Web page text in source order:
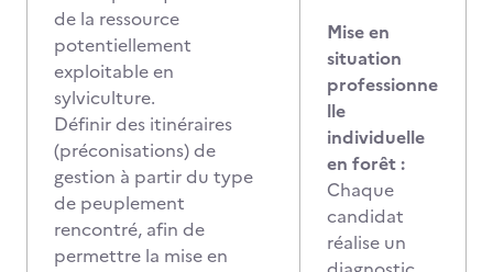
de la ressource
potentiellement
exploitable en
sylviculture.
Définir des itinéraires
(préconisations) de
gestion à partir du type
de peuplement
rencontré, afin de
permettre la mise en
Mise en
situation
professionne
lle
individuelle
en forêt :
Chaque
candidat
réalise un